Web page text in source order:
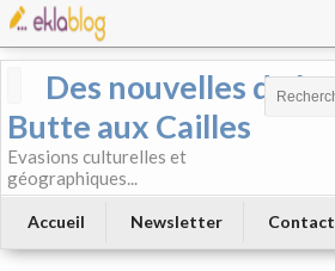
Des nouvelles de la
Butte aux Cailles
Evasions culturelles et
géographiques...
Accueil Newsletter Contact